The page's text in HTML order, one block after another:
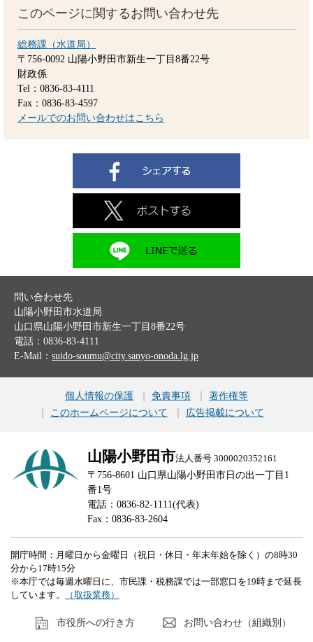
このページに関するお問い合わせ先
総務課（水道局）
〒756-0092 山陽小野田市新生一丁目8番22号
財政係
Tel：0836-83-4111
Fax：0836-83-4597
メールでのお問い合わせはこちら
問い合わせ先
山陽小野田市水道局
山口県山陽小野田市新生一丁目8番22号
電話：0836-83-4111
E-Mail： suido-soumu@city.sanyo-onoda.lg.jp
個人情報の保護 免責事項
著作権等
このホームページについて
広告掲載について
山陽小野田市法人番号 3000020352161
〒756-8601 山口県山陽小野田市日の出一丁目1
番1号
電話：0836-82-1111(代表)
Fax：0836-83-2604
開庁時間：月曜日から金曜日（祝日・休日・年末年始を除く）の8時30
分から17時15分
※本庁では毎週水曜日に、市民課・税務課では一部窓口を19時まで延長
しています。
（取扱業務）
市役所への行き方 お問い合わせ（組織別）